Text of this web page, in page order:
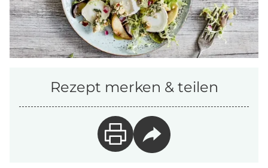
Rezept merken & teilen